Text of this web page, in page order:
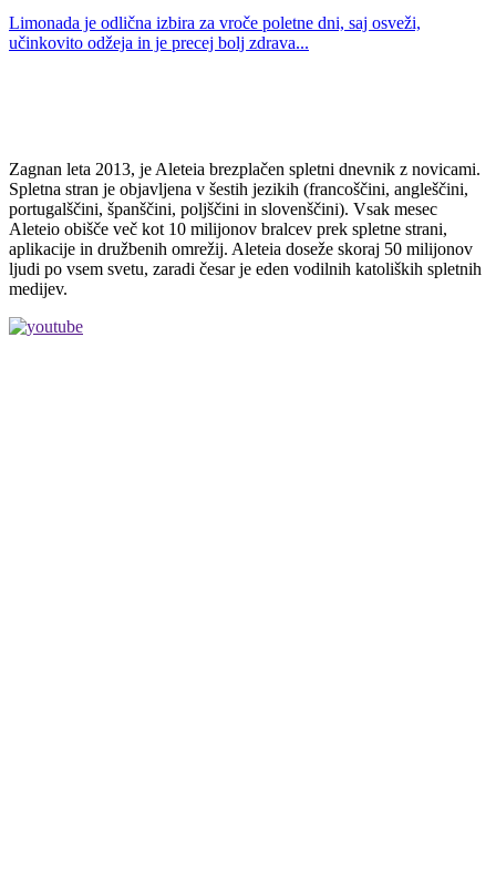
Limonada je odlična izbira za vroče poletne dni, saj osveži,
učinkovito odžeja in je precej bolj zdrava...
Zagnan leta 2013, je Aleteia brezplačen spletni dnevnik z novicami.
Spletna stran je objavljena v šestih jezikih (francoščini, angleščini,
portugalščini, španščini, poljščini in slovenščini). Vsak mesec
Aleteio obišče več kot 10 milijonov bralcev prek spletne strani,
aplikacije in družbenih omrežij. Aleteia doseže skoraj 50 milijonov
ljudi po vsem svetu, zaradi česar je eden vodilnih katoliških spletnih
medijev.